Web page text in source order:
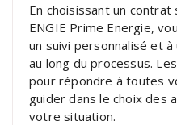
En choisissant un
ENGIE Prime Energie,
un suivi personnalisé et
au long du processus.
pour répondre à toutes
guider dans le choix des
votre situation.